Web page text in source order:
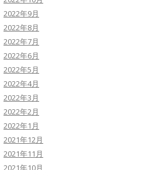
2022年9月
2022年8月
2022年7月
2022年6月
2022年5月
2022年4月
2022年3月
2022年2月
2022年1月
2021年12月
2021年11月
2021年10月